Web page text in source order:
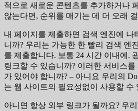
적으로 새로운 콘텐츠를 추가하거나
않는다면, 순위를 매기는 데 더 오래
내 페이지를 제출하면 검색 엔진에 나
니까? 우리는 가능한 한 빨리 검색 엔
를 제출합니다. 보통 24 시간 이내에.
링크할 수 있습니까? 이러한 서비스
가 있어야 합니까? – 아니요 우리의
는 웹 사이트의 필요성없이 사용할 수
아니면 항상 외부 링크가 될까요? 우